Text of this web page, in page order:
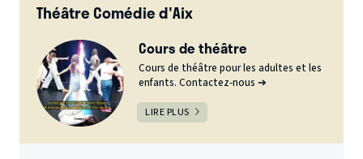
Théâtre Comédie d'Aix
Cours de théâtre
Cours de théâtre pour les adultes et les
enfants. Contactez-nous ➔
LIRE PLUS